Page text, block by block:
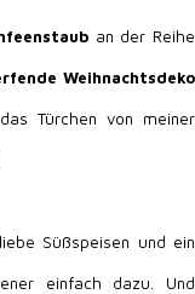
an der Reihe
Weihnachtsdeko
Türchen von meiner
Süßspeisen und ein
einfach dazu. Und